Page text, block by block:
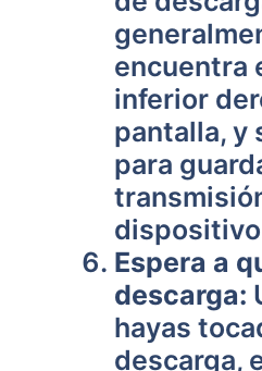
encuentra
inferior
pantalla, y
para
Espera a
descarga:
hayas
descarga,